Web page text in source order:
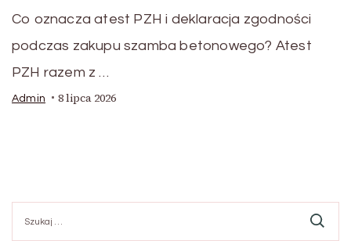
Co oznacza atest PZH i deklaracja zgodności
podczas zakupu szamba betonowego? Atest
PZH razem z …
Admin 8 lipca 2026